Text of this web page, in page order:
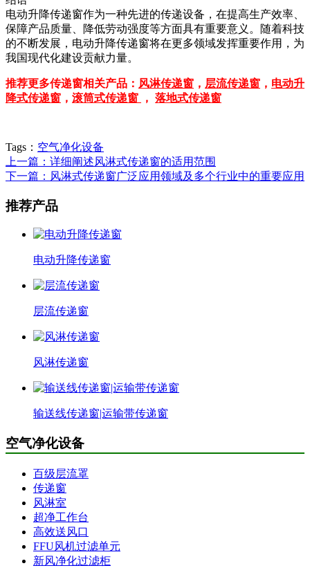
电动升降传递窗作为一种先进的传递设备，在提高生产效率、
保障产品质量、降低劳动强度等方面具有重要意义。随着科技
的不断发展，电动升降传递窗将在更多领域发挥重要作用，为
我国现代化建设贡献力量。
推荐更多传递窗相关产品： 风淋传递窗 ， 层流传递窗 ， 电动升
降式传递窗 ， 滚筒式传递窗 ， 落地式传递窗
Tags： 空气净化设备
上一篇：详细阐述风淋式传递窗的适用范围
下一篇：风淋式传递窗广泛应用领域及多个行业中的重要应用
推荐产品
电动升降传递窗
层流传递窗
风淋传递窗
输送线传递窗|运输带传递窗
空气净化设备
百级层流罩
传递窗
风淋室
超净工作台
高效送风口
FFU风机过滤单元
新风净化过滤柜